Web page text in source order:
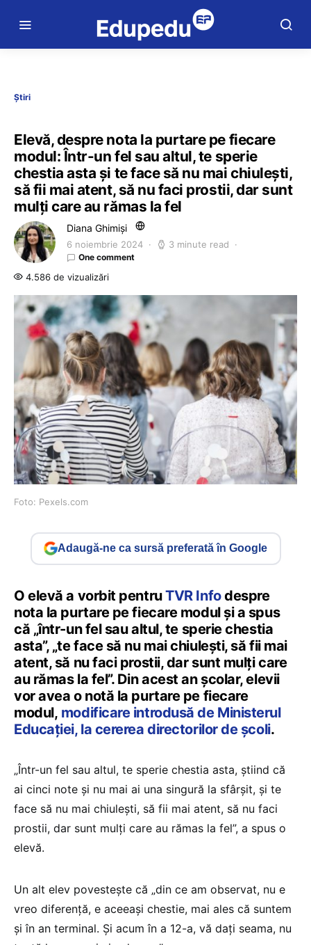
Știri
Elevă, despre nota la purtare pe fiecare
modul: Într-un fel sau altul, te sperie
chestia asta şi te face să nu mai chiuleşti,
să fii mai atent, să nu faci prostii, dar sunt
mulţi care au rămas la fel
Diana Ghimiși
6 noiembrie 2024 3 minute read
One comment
4.586 de vizualizări
Foto: Pexels.com
Adaugă-ne ca sursă preferată în Google
O elevă a vorbit pentruTVR Infodespre
nota la purtare pe fiecare modul și a spus
că „într-un fel sau altul, te sperie chestia
asta”, „te face să nu mai chiuleşti, să fii mai
atent, să nu faci prostii, dar sunt mulţi care
au rămas la fel”. Din acest an școlar, elevii
vor avea o notă la purtare pe fiecare
modul, modificare introdusă de Ministerul
Educației, la cererea directorilor de școli.
„Într-un fel sau altul, te sperie chestia asta, ştiind că
ai cinci note şi nu mai ai una singură la sfârşit, şi te
face să nu mai chiuleşti, să fii mai atent, să nu faci
prostii, dar sunt mulţi care au rămas la fel”, a spus o
elevă.
Un alt elev povestește că „din ce am observat, nu e
vreo diferenţă, e aceeaşi chestie, mai ales că suntem
şi în an terminal. Și acum în a 12-a, vă dați seama, nu